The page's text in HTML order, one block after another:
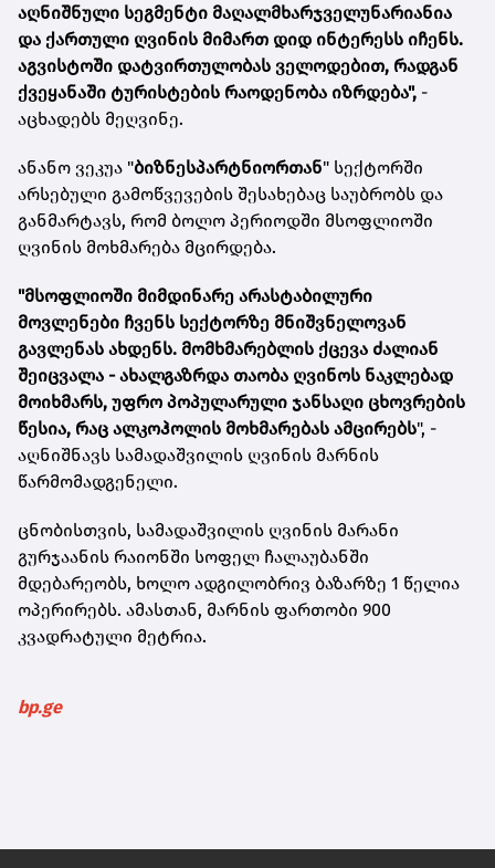
აღნიშნული სეგმენტი მაღალმხარჯველუნარიანია
და ქართული ღვინის მიმართ დიდ ინტერესს იჩენს.
აგვისტოში დატვირთულობას ველოდებით, რადგან
ქვეყანაში ტურისტების რაოდენობა იზრდება", -
აცხადებს მეღვინე.
ანანო ვეკუა "ბიზნესპარტნიორთან" სექტორში
არსებული გამოწვევების შესახებაც საუბრობს და
განმარტავს, რომ ბოლო პერიოდში მსოფლიოში
ღვინის მოხმარება მცირდება.
"მსოფლიოში მიმდინარე არასტაბილური
მოვლენები ჩვენს სექტორზე მნიშვნელოვან
გავლენას ახდენს. მომხმარებლის ქცევა ძალიან
შეიცვალა - ახალგაზრდა თაობა ღვინოს ნაკლებად
მოიხმარს, უფრო პოპულარული ჯანსაღი ცხოვრების
წესია, რაც ალკოჰოლის მოხმარებას ამცირებს", -
აღნიშნავს სამადაშვილის ღვინის მარნის
წარმომადგენელი.
ცნობისთვის, სამადაშვილის ღვინის მარანი
გურჯაანის რაიონში სოფელ ჩალაუბანში
მდებარეობს, ხოლო ადგილობრივ ბაზარზე 1 წელია
ოპერირებს. ამასთან, მარნის ფართობი 900
კვადრატული მეტრია.
bp.ge